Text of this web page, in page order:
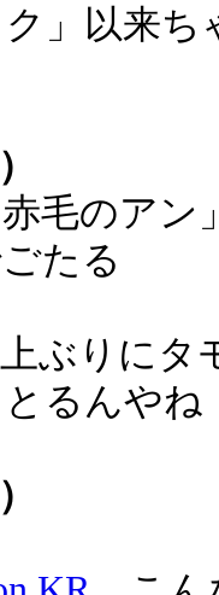
ク」以来
毛のアン
たる
ぶりにタ
るんやね